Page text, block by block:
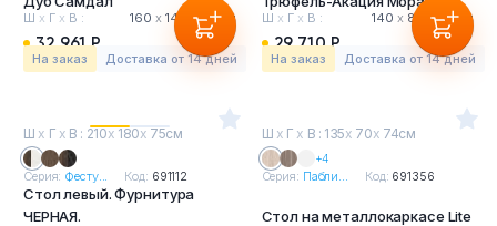
Ш х Г х В : 160 х146 х75 см
32 961 Р
На заказ Доставка от 14 дней
Ш х Г х В : 140 х 88 х75 см
29 710 Р
На заказ Доставка от 14 дней
Ш х Г х В : 210х 180х 75см
Серия: Фесту... Код: 691112
Стол левый. Фурнитура
ЧЕРНАЯ.
Ш х Г х В : 135х 70х 74см
+4
Серия: Пабли... Код: 691356
Стол на металлокаркасе Lite